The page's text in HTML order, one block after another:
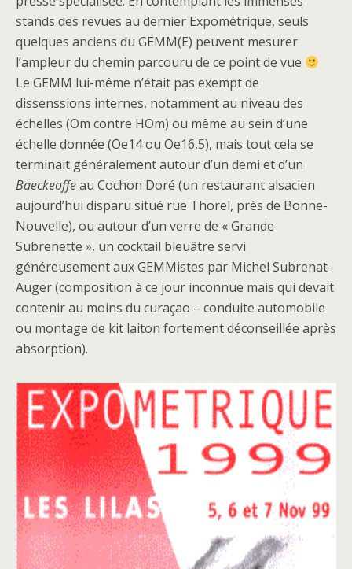
stands des revues au dernier Expométrique, seuls
quelques anciens du GEMM(E) peuvent mesurer
l’ampleur du chemin parcouru de ce point de vue
Le GEMM lui-même n’était pas exempt de
dissenssions internes, notamment au niveau des
échelles (Om contre HOm) ou même au sein d’une
échelle donnée (Oe14 ou Oe16,5), mais tout cela se
terminait généralement autour d’un demi et d’un
Baeckeoffeau Cochon Doré (un restaurant alsacien
aujourd’hui disparu situé rue Thorel, près de Bonne-
Nouvelle), ou autour d’un verre de « Grande
Subrenette », un cocktail bleuâtre servi
généreusement aux GEMMistes par Michel Subrenat-
Auger (composition à ce jour inconnue mais qui devait
contenir au moins du curaçao – conduite automobile
ou montage de kit laiton fortement déconseillée après
absorption).